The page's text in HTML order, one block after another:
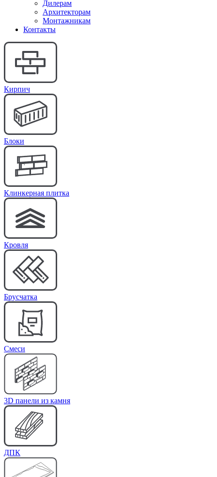
Дилерам
Архитекторам
Монтажникам
Контакты
Кирпич
Блоки
Клинкерная плитка
Кровля
Брусчатка
Cмеси
3D панели из камня
ДПК